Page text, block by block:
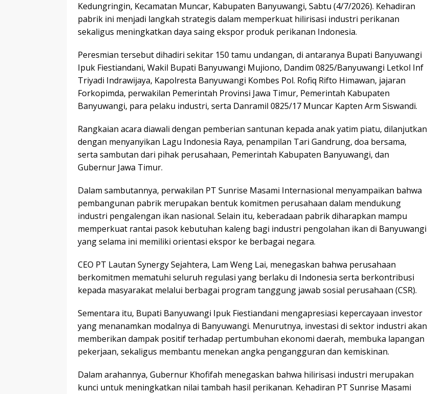
Kedungringin, Kecamatan Muncar, Kabupaten Banyuwangi, Sabtu (4/7/2026). Kehadiran
pabrik ini menjadi langkah strategis dalam memperkuat hilirisasi industri perikanan
sekaligus meningkatkan daya saing ekspor produk perikanan Indonesia.
Peresmian tersebut dihadiri sekitar 150 tamu undangan, di antaranya Bupati Banyuwangi
Ipuk Fiestiandani, Wakil Bupati Banyuwangi Mujiono, Dandim 0825/Banyuwangi Letkol Inf
Triyadi Indrawijaya, Kapolresta Banyuwangi Kombes Pol. Rofiq Rifto Himawan, jajaran
Forkopimda, perwakilan Pemerintah Provinsi Jawa Timur, Pemerintah Kabupaten
Banyuwangi, para pelaku industri, serta Danramil 0825/17 Muncar Kapten Arm Siswandi.
Rangkaian acara diawali dengan pemberian santunan kepada anak yatim piatu, dilanjutkan
dengan menyanyikan Lagu Indonesia Raya, penampilan Tari Gandrung, doa bersama,
serta sambutan dari pihak perusahaan, Pemerintah Kabupaten Banyuwangi, dan
Gubernur Jawa Timur.
Dalam sambutannya, perwakilan PT Sunrise Masami Internasional menyampaikan bahwa
pembangunan pabrik merupakan bentuk komitmen perusahaan dalam mendukung
industri pengalengan ikan nasional. Selain itu, keberadaan pabrik diharapkan mampu
memperkuat rantai pasok kebutuhan kaleng bagi industri pengolahan ikan di Banyuwangi
yang selama ini memiliki orientasi ekspor ke berbagai negara.
CEO PT Lautan Synergy Sejahtera, Lam Weng Lai, menegaskan bahwa perusahaan
berkomitmen mematuhi seluruh regulasi yang berlaku di Indonesia serta berkontribusi
kepada masyarakat melalui berbagai program tanggung jawab sosial perusahaan (CSR).
Sementara itu, Bupati Banyuwangi Ipuk Fiestiandani mengapresiasi kepercayaan investor
yang menanamkan modalnya di Banyuwangi. Menurutnya, investasi di sektor industri akan
memberikan dampak positif terhadap pertumbuhan ekonomi daerah, membuka lapangan
pekerjaan, sekaligus membantu menekan angka pengangguran dan kemiskinan.
Dalam arahannya, Gubernur Khofifah menegaskan bahwa hilirisasi industri merupakan
kunci untuk meningkatkan nilai tambah hasil perikanan. Kehadiran PT Sunrise Masami